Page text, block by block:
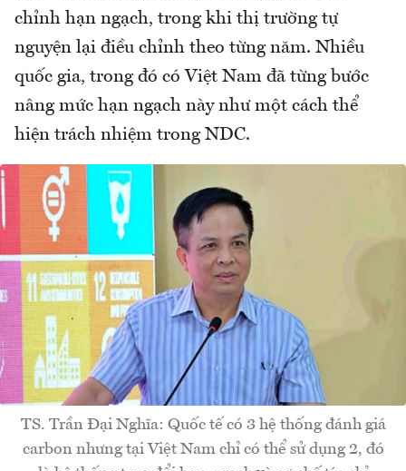
chỉnh hạn ngạch, trong khi thị trường tự
nguyện lại điều chỉnh theo từng năm. Nhiều
quốc gia, trong đó có Việt Nam đã từng bước
nâng mức hạn ngạch này như một cách thể
hiện trách nhiệm trong NDC.
TS. Trần Đại Nghĩa: Quốc tế có 3 hệ thống đánh giá
carbon nhưng tại Việt Nam chỉ có thể sử dụng 2, đó